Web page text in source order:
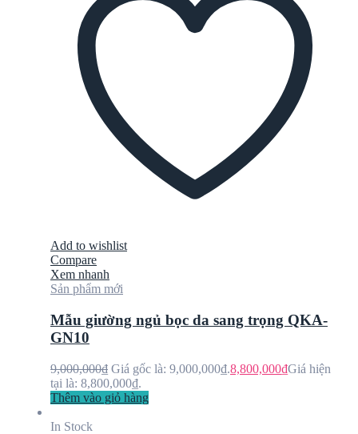
Add to wishlist
Compare
Xem nhanh
Sản phẩm mới
Mẫu giường ngủ bọc da sang trọng QKA-
GN10
9,000,000₫ Giá gốc là: 9,000,000₫.8,800,000₫Giá hiện
tại là: 8,800,000₫.
Thêm vào giỏ hàng
In Stock